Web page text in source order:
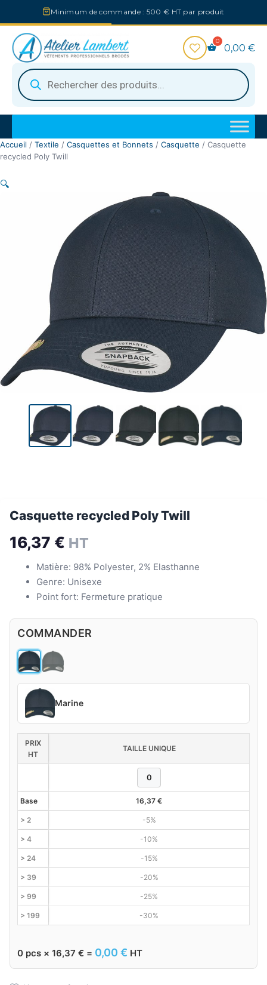
au
contenu
Minimum de commande : 500 € HT par produit
Recherche
de
produits
0,00 €
Accueil / Textile / Casquettes et Bonnets / Casquette / Casquette
recycled Poly Twill
🔍
Casquette recycled Poly Twill
16,37 € HT
Matière: 98% Polyester, 2% Elasthanne
Genre: Unisexe
Point fort: Fermeture pratique
COMMANDER
Marine
PRIX
HT
TAILLE UNIQUE
Base 16,37 €
> 2 -5%
> 4 -10%
> 24 -15%
> 39 -20%
> 99 -25%
> 199 -30%
0 pcs × 16,37 € = 0,00 € HT